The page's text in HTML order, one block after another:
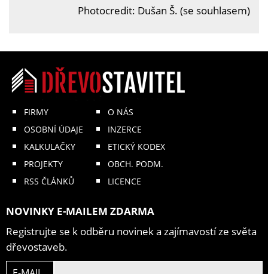
Photocredit: Dušan Š. (se souhlasem)
FIRMY
OSOBNÍ ÚDAJE
KALKULAČKY
PROJEKTY
RSS ČLÁNKŮ
O NÁS
INZERCE
ETICKÝ KODEX
OBCH. PODM.
LICENCE
NOVINKY E-MAILEM ZDARMA
Registrujte se k odběru novinek a zajímavostí ze světa
dřevostaveb.